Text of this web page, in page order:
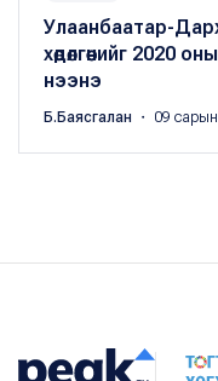
Улаанбаатар-
хөдөлгөөнийг 2020
нээнэ
Б.Баясгалан ・ 09